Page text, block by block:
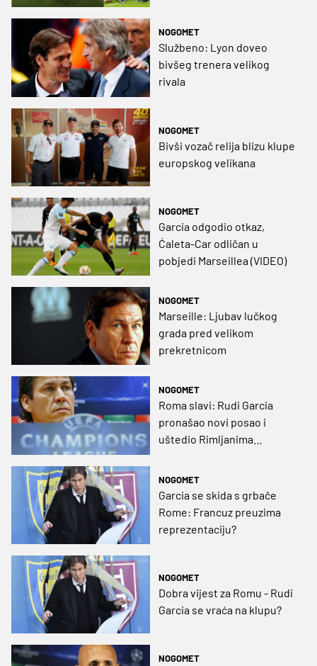
NOGOMET
Službeno: Lyon doveo
bivšeg trenera velikog
rivala
NOGOMET
Bivši vozač relija blizu klupe
europskog velikana
NOGOMET
Garcia odgodio otkaz,
Ćaleta-Car odličan u
pobjedi Marseillea (VIDEO)
NOGOMET
Marseille: Ljubav lučkog
grada pred velikom
prekretnicom
NOGOMET
Roma slavi: Rudi Garcia
pronašao novi posao i
uštedio Rimljanima
NOGOMET
Garcia se skida s grbače
Rome: Francuz preuzima
reprezentaciju?
NOGOMET
Dobra vijest za Romu - Rudi
Garcia se vraća na klupu?
NOGOMET